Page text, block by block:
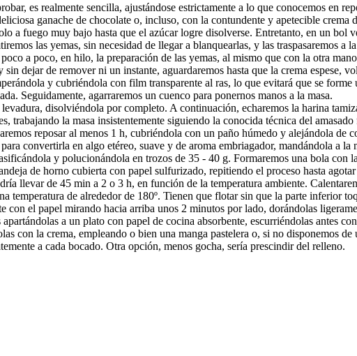
es realmente sencilla, ajustándose estrictamente a lo que conocemos en
ganache de chocolate o, incluso, con la contundente y apetecible crema
a fuego muy bajo hasta que el azúcar logre disolverse. Entretanto, en un bol
las yemas, sin necesidad de llegar a blanquearlas, y las traspasaremos a
a poco, en hilo, la preparación de las yemas, al mismo que con la otra
dejar de remover ni un instante, aguardaremos hasta que la crema espese,
y cubriéndola con film transparente al ras, lo que evitará que se forme
Seguidamente, agarraremos un cuenco para ponernos manos a la masa.
disolviéndola por completo. A continuación, echaremos la harina
trabajando la masa insistentemente siguiendo la conocida técnica del amasado
reposar al menos 1 h, cubriéndola con un paño húmedo y alejándola de
convertirla en algo etéreo, suave y de aroma embriagador, mandándola a la
y polucionándola en trozos de 35 - 40 g. Formaremos una bola con
de horno cubierta con papel sulfurizado, repitiendo el proceso hasta agotar
llevar de 45 min a 2 o 3 h, en función de la temperatura ambiente.
temperatura de alrededor de 180º. Tienen que flotar sin que la parte inferior
el papel mirando hacia arriba unos 2 minutos por lado, dorándolas
a un plato con papel de cocina absorbente, escurriéndolas antes
con la crema, empleando o bien una manga pastelera o, si no disponemos
a cada bocado. Otra opción, menos gocha, sería prescindir del relleno.